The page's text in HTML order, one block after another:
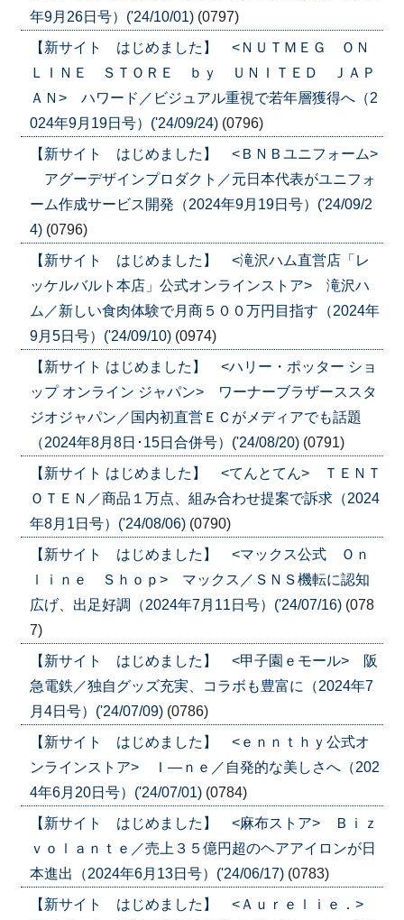
年9月26日号）('24/10/01) (0797)
【新サイト はじめました】 <ＮＵＴＭＥＧ ＯＮ
ＬＩＮＥ ＳＴＯＲＥ ｂｙ ＵＮＩＴＥＤ ＪＡＰ
ＡＮ> ハワード／ビジュアル重視で若年層獲得へ（2
024年9月19日号）('24/09/24) (0796)
【新サイト はじめました】 <ＢＮＢユニフォーム>
アグーデザインプロダクト／元日本代表がユニフォ
ーム作成サービス開発（2024年9月19日号）('24/09/2
4) (0796)
【新サイト はじめました】 <滝沢ハム直営店「レ
ッケルバルト本店」公式オンラインストア> 滝沢ハ
ム／新しい食肉体験で月商５００万円目指す（2024年
9月5日号）('24/09/10) (0974)
【新サイト はじめました】 <ハリー・ポッター ショ
ップ オンライン ジャパン> ワーナーブラザーススタ
ジオジャパン／国内初直営ＥＣがメディアでも話題
（2024年8月8日･15日合併号）('24/08/20) (0791)
【新サイト はじめました】 <てんとてん> ＴＥＮＴ
ＯＴＥＮ／商品１万点、組み合わせ提案で訴求（2024
年8月1日号）('24/08/06) (0790)
【新サイト はじめました】 <マックス公式 Ｏｎ
ｌｉｎｅ Ｓｈｏｐ> マックス／ＳＮＳ機転に認知
広げ、出足好調（2024年7月11日号）('24/07/16) (078
7)
【新サイト はじめました】 <甲子園ｅモール> 阪
急電鉄／独自グッズ充実、コラボも豊富に（2024年7
月4日号）('24/07/09) (0786)
【新サイト はじめました】 <ｅｎｎｔｈｙ公式オ
ンラインストア> Ｉ―ｎｅ／自発的な美しさへ（202
4年6月20日号）('24/07/01) (0784)
【新サイト はじめました】 <麻布ストア> Ｂｉｚ
ｖｏｌａｎｔｅ／売上３５億円超のヘアアイロンが日
本進出（2024年6月13日号）('24/06/17) (0783)
【新サイト はじめました】 <Ａｕｒｅｌｉｅ．>